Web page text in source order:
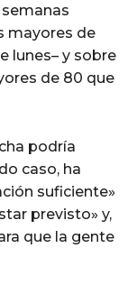
mayores de
lunes– y sobre
de 80 que
podría
caso, ha
suficiente»
previsto» y,
que la gente